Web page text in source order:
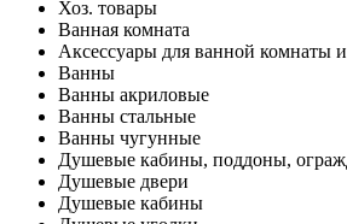
Хоз. товары
Ванная комната
Аксессуары для ванной комнаты и
Ванны
Ванны акриловые
Ванны стальные
Ванны чугунные
Душевые кабины, поддоны,
Душевые двери
Душевые кабины